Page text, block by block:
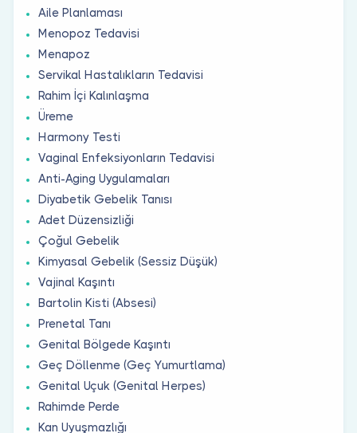
Aile Planlaması
Menopoz Tedavisi
Menapoz
Servikal Hastalıkların Tedavisi
Rahim İçi Kalınlaşma
Üreme
Harmony Testi
Vaginal Enfeksiyonların Tedavisi
Anti-Aging Uygulamaları
Diyabetik Gebelik Tanısı
Adet Düzensizliği
Çoğul Gebelik
Kimyasal Gebelik (Sessiz Düşük)
Vajinal Kaşıntı
Bartolin Kisti (Absesi)
Prenetal Tanı
Genital Bölgede Kaşıntı
Geç Döllenme (Geç Yumurtlama)
Genital Uçuk (Genital Herpes)
Rahimde Perde
Kan Uyuşmazlığı